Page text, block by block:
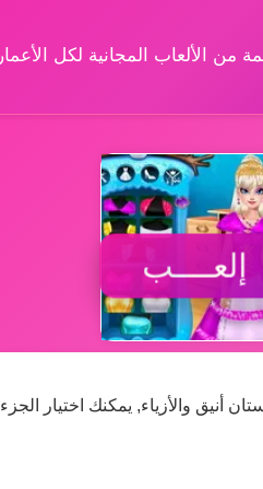
من الألعاب المجانية لكل
إلعــــب
أنيق والأزياء, يمكنك اختيار